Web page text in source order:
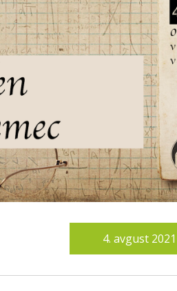
4. avgust 2021